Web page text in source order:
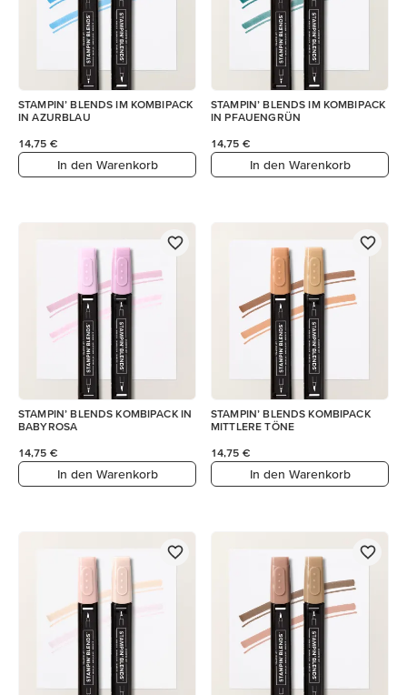
STAMPIN’ BLENDS IM KOMBIPACK
IN AZURBLAU
14,75 €
In den Warenkorb
STAMPIN’ BLENDS IM KOMBIPACK
IN PFAUENGRÜN
14,75 €
In den Warenkorb
STAMPIN’ BLENDS KOMBIPACK IN
BABYROSA
14,75 €
In den Warenkorb
STAMPIN’ BLENDS KOMBIPACK
MITTLERE TÖNE
14,75 €
In den Warenkorb